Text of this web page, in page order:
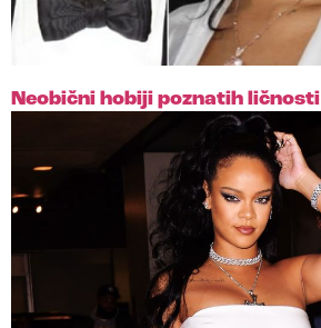
Neobični hobiji poznatih ličnosti